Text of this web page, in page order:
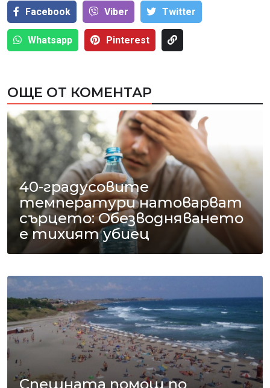
Facebook Viber Тwitter
Whatsapp Pinterest
ОЩЕ ОТ КОМЕНТАР
40-градусовите
температури натоварват
сърцето: Обезводняването
е тихият убиец
Спешната помощ по